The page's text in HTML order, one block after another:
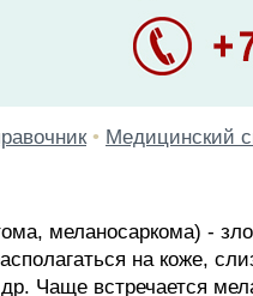
• Медицинский
меланосаркома) -
на коже,
Чаще встречается